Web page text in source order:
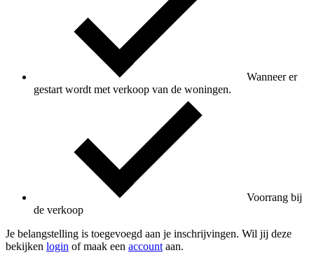
Wanneer er
gestart wordt met verkoop van de woningen.
Voorrang bij
de verkoop
Je belangstelling is toegevoegd aan je inschrijvingen. Wil jij deze
bekijken login of maak een account aan.